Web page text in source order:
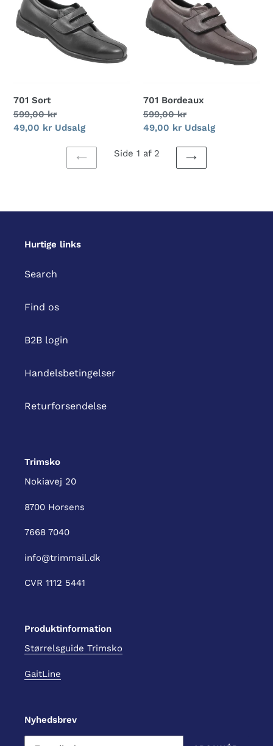
701 Sort
Normalpris
599,00 kr
Udsalgspris
49,00 kr Udsalg
701 Bordeaux
Normalpris
599,00 kr
Udsalgspris
49,00 kr Udsalg
FORRIGE
Side 1 af 2
NÆSTE
Hurtige links
Search
Find os
B2B login
Handelsbetingelser
Returforsendelse
Trimsko
Nokiavej 20
8700 Horsens
7668 7040
info@trimmail.dk
CVR 1112 5441
Produktinformation
Størrelsguide Trimsko
GaitLine
Nyhedsbrev